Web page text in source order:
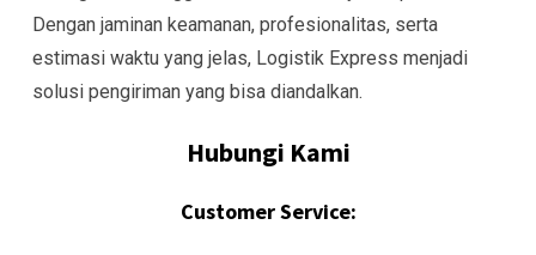
Dengan jaminan keamanan, profesionalitas, serta
estimasi waktu yang jelas, Logistik Express menjadi
solusi pengiriman yang bisa diandalkan.
Hubungi Kami
Customer Service: